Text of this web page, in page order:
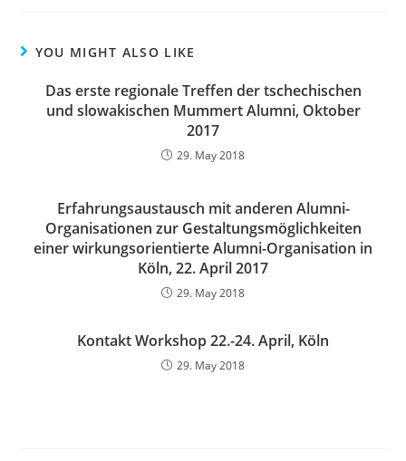
YOU MIGHT ALSO LIKE
Das erste regionale Treffen der tschechischen
und slowakischen Mummert Alumni, Oktober
2017
29. May 2018
Erfahrungsaustausch mit anderen Alumni-
Organisationen zur Gestaltungsmöglichkeiten
einer wirkungsorientierte Alumni-Organisation in
Köln, 22. April 2017
29. May 2018
Kontakt Workshop 22.-24. April, Köln
29. May 2018